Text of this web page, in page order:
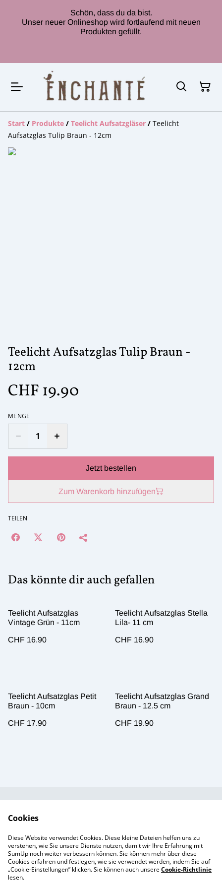
Schön, dass du da bist.
Unser neuer Onlineshop wird fortlaufend mit neuen
Produkten gefüllt.
Start / Produkte / Teelicht Aufsatzgläser / Teelicht
Aufsatzglas Tulip Braun - 12cm
Teelicht Aufsatzglas Tulip Braun -
12cm
CHF 19.90
MENGE
Jetzt bestellen
Zum Warenkorb hinzufügen
TEILEN
Das könnte dir auch gefallen
Teelicht Aufsatzglas
Vintage Grün - 11cm
CHF 16.90
Teelicht Aufsatzglas Stella
Lila- 11 cm
CHF 16.90
Teelicht Aufsatzglas Petit
Braun - 10cm
CHF 17.90
Teelicht Aufsatzglas Grand
Braun - 12.5 cm
CHF 19.90
Öffnungszeiten
Impressum
Cookie-Richtlinie
Produkte
Cookies
Diese Website verwendet Cookies. Diese kleine Dateien helfen uns zu
verstehen, wie Sie unsere Dienste nutzen, damit wir Ihre Erfahrung mit
SumUp noch weiter verbessern können. Sie können mehr über diese
Cookies erfahren und festlegen, wie sie verwendet werden, indem Sie auf
„Cookie-Einstellungen” klicken. Sie können auch unsereCookie-Richtlinie
lesen.